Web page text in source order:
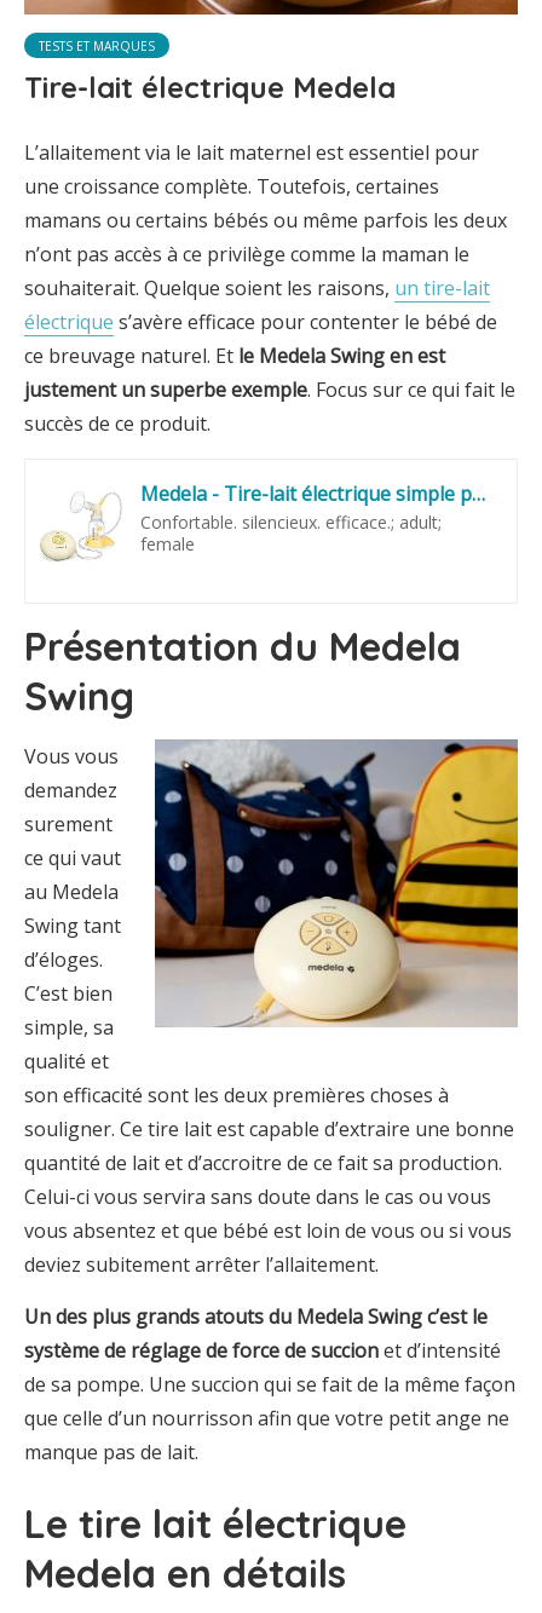
TESTS ET MARQUES
Tire-lait électrique Medela
L’allaitement via le lait maternel est essentiel pour
une croissance complète. Toutefois, certaines
mamans ou certains bébés ou même parfois les deux
n’ont pas accès à ce privilège comme la maman le
souhaiterait. Quelque soient les raisons, un tire-lait
électrique s’avère efficace pour contenter le bébé de
ce breuvage naturel. Et le Medela Swing en est
justement un superbe exemple. Focus sur ce qui fait le
succès de ce produit.
Medela - Tire-lait électrique simple pompage Swing - Technologie stimulation et expression - Petit et silencieux
Confortable. silencieux. efficace.; adult;
female
Présentation du Medela
Swing
Vous vous
demandez
surement
ce qui vaut
au Medela
Swing tant
d’éloges.
C’est bien
simple, sa
qualité et
son efficacité sont les deux premières choses à
souligner. Ce tire lait est capable d’extraire une bonne
quantité de lait et d’accroitre de ce fait sa production.
Celui-ci vous servira sans doute dans le cas ou vous
vous absentez et que bébé est loin de vous ou si vous
deviez subitement arrêter l’allaitement.
Un des plus grands atouts du Medela Swing c’est le
système de réglage de force de succionet d’intensité
de sa pompe. Une succion qui se fait de la même façon
que celle d’un nourrisson afin que votre petit ange ne
manque pas de lait.
Le tire lait électrique
Medela en détails